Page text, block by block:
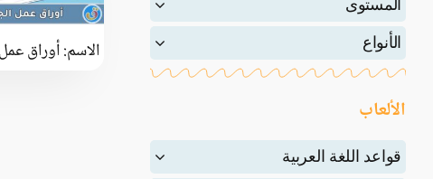
المستوى
الأنواع
الألعاب
قواعد اللغة العربية
الاسم: أوراق